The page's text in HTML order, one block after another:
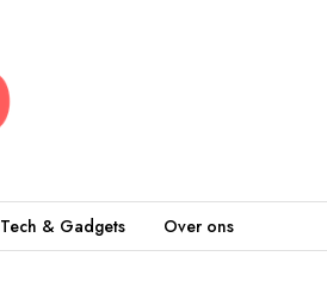
Tech & Gadgets Over ons